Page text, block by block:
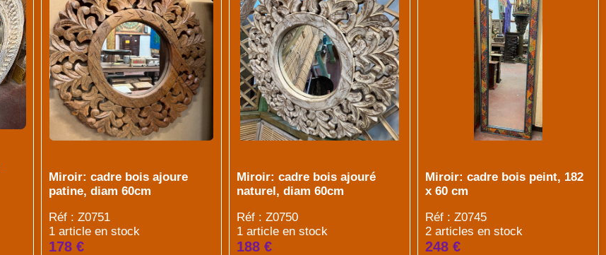
Miroir: cadre bois ajoure
patine, diam 60cm
Réf : Z0751
1 article en stock
178 €
Miroir: cadre bois ajouré
naturel, diam 60cm
Réf : Z0750
1 article en stock
188 €
Miroir: cadre bois peint, 182
x 60 cm
Réf : Z0745
2 articles en stock
248 €